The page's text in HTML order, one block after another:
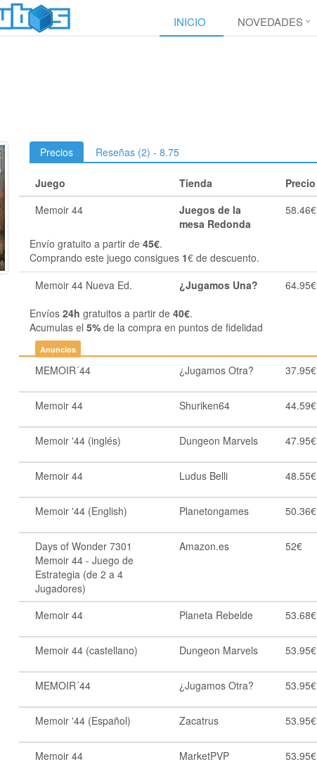
INICIO NOVEDADES
Precios Reseñas (2) - 8.75
Juego Tienda Precio
Memoir 44
Juegos de la
mesa Redonda
58.46€
Envío gratuito a partir de45€.
Comprando este juego consigues 1€ de descuento.
Memoir 44 Nueva Ed.
¿Jugamos Una? 64.95€
Envíos24h gratuitos a partir de40€.
Acumulas el5% de la compra en puntos de fidelidad
Anuncios
MEMOIR´44 ¿Jugamos Otra? 37.95€
Memoir 44 Shuriken64 44.59€
Memoir '44 (inglés) Dungeon Marvels 47.95€
Memoir 44 Ludus Belli 48.55€
Memoir '44 (English) Planetongames 50.36€
Days of Wonder 7301
Memoir 44 - Juego de
Estrategia (de 2 a 4
Jugadores)
Amazon.es 52€
Memoir 44 Planeta Rebelde 53.68€
Memoir 44 (castellano) Dungeon Marvels 53.95€
MEMOIR´44 ¿Jugamos Otra? 53.95€
Memoir '44 (Español) Zacatrus 53.95€
Memoir 44 MarketPVP 53.95€